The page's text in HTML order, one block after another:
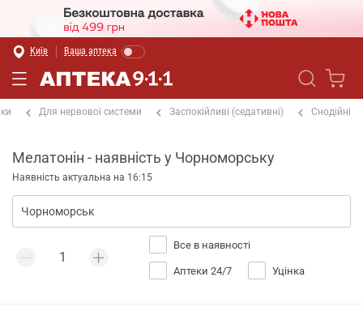
Київ Ваша аптека
Для нервової системи Заспокійливі (седативні) Снодійні
Мелатонін - наявність у Чорноморську
Наявність актуальна на 16:15
Все в наявності
Аптеки 24/7 Уцінка